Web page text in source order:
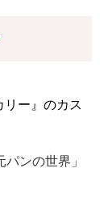
ー』のカス
ンの世界」